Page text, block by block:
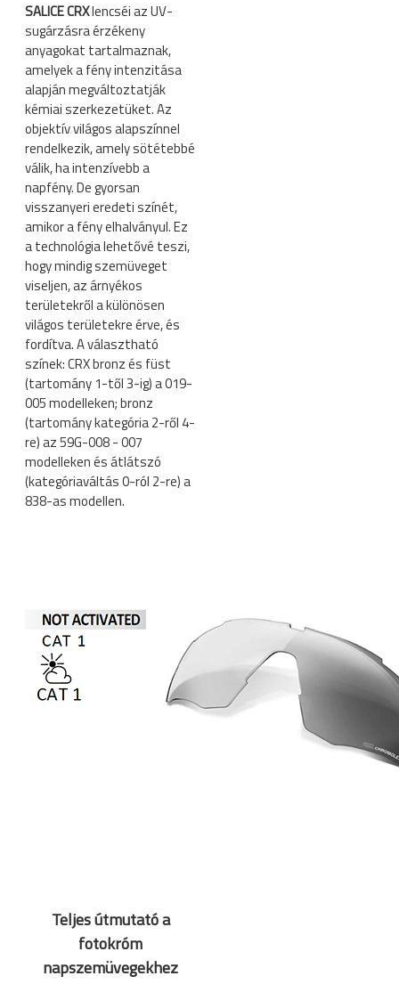
SALICE CRXlencséi az UV-
sugárzásra érzékeny
anyagokat tartalmaznak,
amelyek a fény intenzitása
alapján megváltoztatják
kémiai szerkezetüket. Az
objektív világos alapszínnel
rendelkezik, amely sötétebbé
válik, ha intenzívebb a
napfény. De gyorsan
visszanyeri eredeti színét,
amikor a fény elhalványul. Ez
a technológia lehetővé teszi,
hogy mindig szemüveget
viseljen, az árnyékos
területekről a különösen
világos területekre érve, és
fordítva. A választható
színek: CRX bronz és füst
(tartomány 1-től 3-ig) a 019-
005 modelleken; bronz
(tartomány kategória 2-ről 4-
re) az 59G-008 - 007
modelleken és átlátszó
(kategóriaváltás 0-ról 2-re) a
838-as modellen.
Teljes útmutató a
fotokróm
napszemüvegekhez